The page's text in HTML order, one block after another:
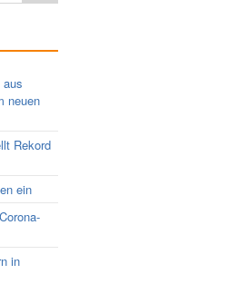
neuen
Rekord
ein
in